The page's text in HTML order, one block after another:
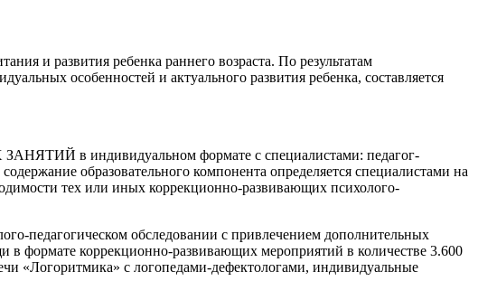
и развития ребенка раннего возраста. По результатам
особенностей и актуального развития ребенка, составляется
в индивидуальном формате с специалистами: педагог-
образовательного компонента определяется специалистами на
тех или иных коррекционно-развивающих психолого-
педагогическом обследовании с привлечением дополнительных
формате коррекционно-развивающих мероприятий в количестве 3.600
«Логоритмика» с логопедами-дефектологами, индивидуальные